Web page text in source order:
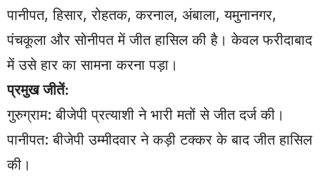
पानीपत, हिसार, रोहतक, करनाल, अंबाला, यमुनानगर,
पंचकूला और सोनीपत में जीत हासिल की है। केवल फरीदाबाद
में उसे हार का सामना करना पड़ा।
प्रमुख जीतें:
गुरुग्राम: बीजेपी प्रत्याशी ने भारी मतों से जीत दर्ज की।
पानीपत: बीजेपी उम्मीदवार ने कड़ी टक्कर के बाद जीत हासिल
की।